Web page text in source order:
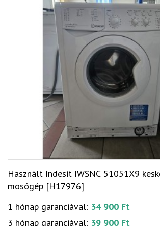
Használt Indesit IWSNC 51051X9
mosógép [H17976]
1 hónap garanciával: 34 900 Ft
3 hónap garanciával: 39 900 Ft